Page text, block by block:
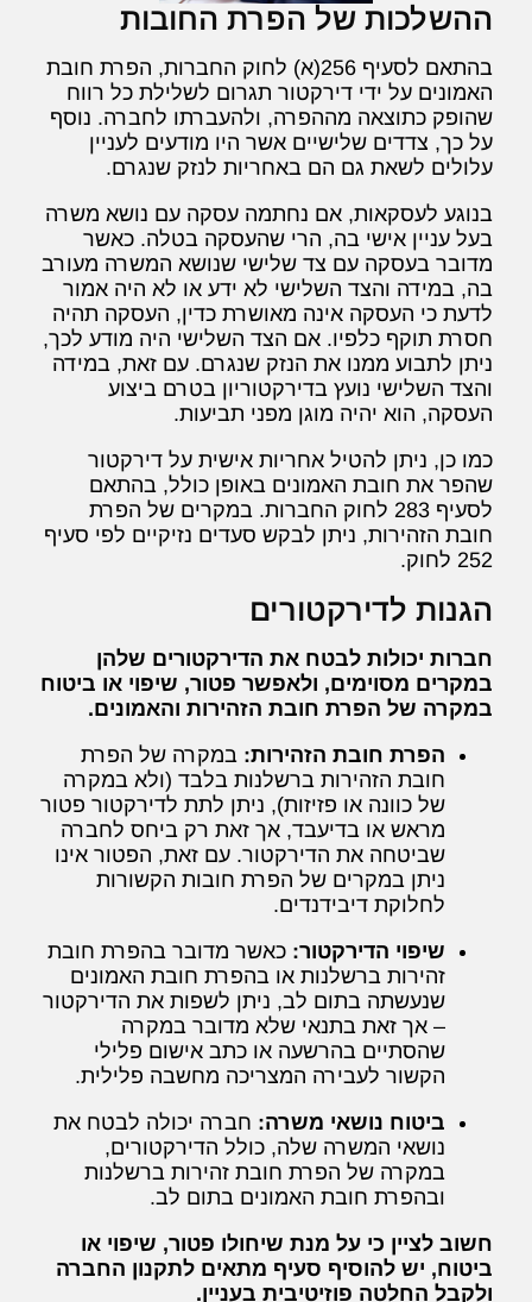
ההשלכות של הפרת החובות
בהתאם לסעיף 256(א) לחוק החברות, הפרת חובת
האמונים על ידי דירקטור תגרום לשלילת כל רווח
שהופק כתוצאה מההפרה, ולהעברתו לחברה. נוסף
על כך, צדדים שלישיים אשר היו מודעים לעניין
עלולים לשאת גם הם באחריות לנזק שנגרם.
בנוגע לעסקאות, אם נחתמה עסקה עם נושא משרה
בעל עניין אישי בה, הרי שהעסקה בטלה. כאשר
מדובר בעסקה עם צד שלישי שנושא המשרה מעורב
בה, במידה והצד השלישי לא ידע או לא היה אמור
לדעת כי העסקה אינה מאושרת כדין, העסקה תהיה
חסרת תוקף כלפיו. אם הצד השלישי היה מודע לכך,
ניתן לתבוע ממנו את הנזק שנגרם. עם זאת, במידה
והצד השלישי נועץ בדירקטוריון בטרם ביצוע
העסקה, הוא יהיה מוגן מפני תביעות.
כמו כן, ניתן להטיל אחריות אישית על דירקטור
שהפר את חובת האמונים באופן כולל, בהתאם
לסעיף 283 לחוק החברות. במקרים של הפרת
חובת הזהירות, ניתן לבקש סעדים נזיקיים לפי סעיף
252 לחוק.
הגנות לדירקטורים
חברות יכולות לבטח את הדירקטורים שלהן
במקרים מסוימים, ולאפשר פטור, שיפוי או ביטוח
במקרה של הפרת חובת הזהירות והאמונים.
הפרת חובת הזהירות: במקרה של הפרת
חובת הזהירות ברשלנות בלבד (ולא במקרה
של כוונה או פזיזות), ניתן לתת לדירקטור פטור
מראש או בדיעבד, אך זאת רק ביחס לחברה
שביטחה את הדירקטור. עם זאת, הפטור אינו
ניתן במקרים של הפרת חובות הקשורות
לחלוקת דיבידנדים.
שיפוי הדירקטור: כאשר מדובר בהפרת חובת
זהירות ברשלנות או בהפרת חובת האמונים
שנעשתה בתום לב, ניתן לשפות את הדירקטור
– אך זאת בתנאי שלא מדובר במקרה
שהסתיים בהרשעה או כתב אישום פלילי
הקשור לעבירה המצריכה מחשבה פלילית.
ביטוח נושאי משרה: חברה יכולה לבטח את
נושאי המשרה שלה, כולל הדירקטורים,
במקרה של הפרת חובת זהירות ברשלנות
ובהפרת חובת האמונים בתום לב.
חשוב לציין כי על מנת שיחולו פטור, שיפוי או
ביטוח, יש להוסיף סעיף מתאים לתקנון החברה
ולקבל החלטה פוזיטיבית בעניין.